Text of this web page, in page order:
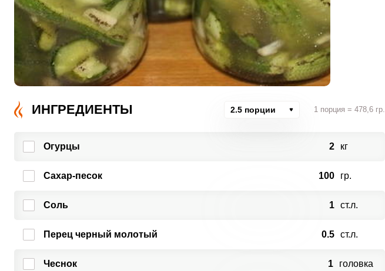
ИНГРЕДИЕНТЫ 2.5 порции 1 порция = 478,6 гр.
Огурцы 2 кг
Сахар-песок 100 гр.
Соль 1 ст.л.
Перец черный молотый 0.5 ст.л.
Чеснок 1 головка